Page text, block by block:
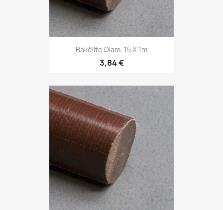
Bakélite Diam. 15 X 1m
3,84 €